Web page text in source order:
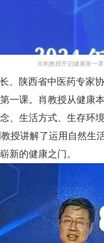
肖刚教授开启健康第一课
、陕西省中医药专家
一课。肖教授从健康
、生活方式、生存环
授讲解了运用自然生
新的健康之门。